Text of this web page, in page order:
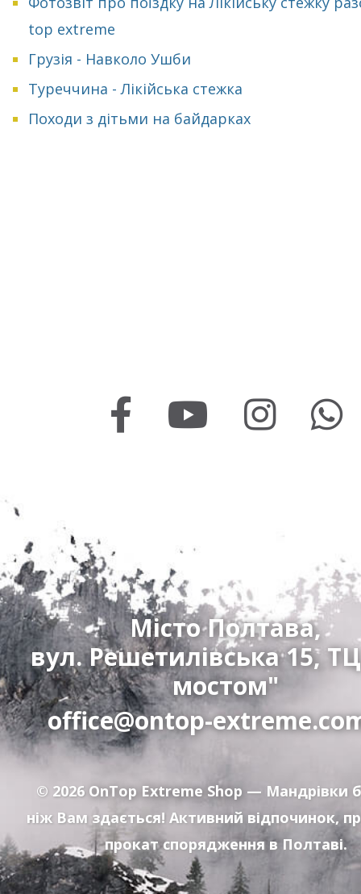
top extreme
Грузія - Навколо Ушби
Туреччина - Лікійська стежка
Походи з дітьми на байдарках
Місто Полтава,
вул. Решетилівська 15,
мостом"
office@ontop-
© 2026 OnTop Extreme Shop — Мандрівки
ніж Вам здається! Активний відпочинок,
прокат спорядження в Полтаві.